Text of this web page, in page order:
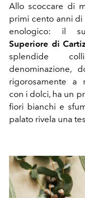
Allo scoccare di
primi cento anni
enologico: il
Superiore di
splendide
denominazione,
rigorosamente a
con i dolci, ha un
fiori bianchi e
palato rivela una